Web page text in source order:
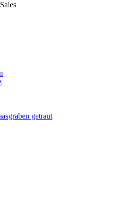
getraut